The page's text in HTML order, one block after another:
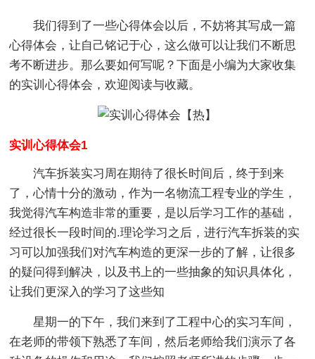
我们得到了一些心得体会以后，不妨将其写成一篇
心得体会，让自己铭记于心，这么做可以让我们不断思
考不断进步。那么要如何写呢？下面是小编为大家收集
的实训心得体会，欢迎阅读与收藏。
实训心得体会1
汽车拆装实习周在期待了很长时间后，终于到来
了，心情十分的激动，作为一名物流工程专业的学生，
我觉得汽车构造非常的重要，是以后学习工作的基础，
经过很长一段时间的.理论学习之后，进行汽车拆装的实
习可以加强我们对汽车构造的更深一步的了解，让很多
的疑问得到解决，以及书上的一些抽象的知识具体化，
让我们更深入的学习了这些知
星期一的下午，我们来到了工程中心的实习车间，
在老师的带领下熟悉了车间，然后老师给我们演示了各